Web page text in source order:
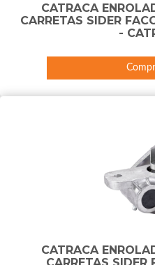
CATRACA
CARRETAS SIDER
-
CATRACA
CARRETAS